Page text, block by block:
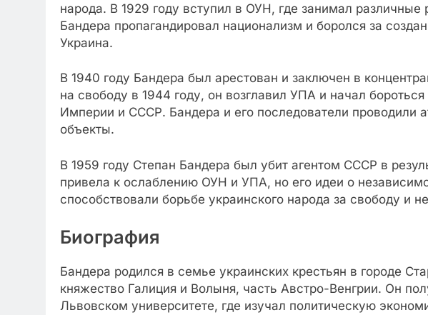
народа. В 1929 году вступил в ОУН, где занимал
Бандера пропагандировал национализм и боролся за
Украина.
В 1940 году Бандера был арестован и заключен в
на свободу в 1944 году, он возглавил УПА и начал
Империи и СССР. Бандера и его последователи проводили
объекты.
В 1959 году Степан Бандера был убит агентом СССР в
привела к ослаблению ОУН и УПА, но его идеи о
способствовали борьбе украинского народа за свободу и
Биография
Бандера родился в семье украинских крестьян в городе
княжество Галиция и Волыня, часть Австро-Венгрии. Он
Львовском университете, где изучал политическую